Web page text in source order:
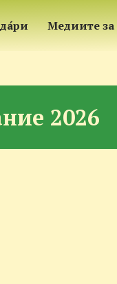
Медиите за
2026